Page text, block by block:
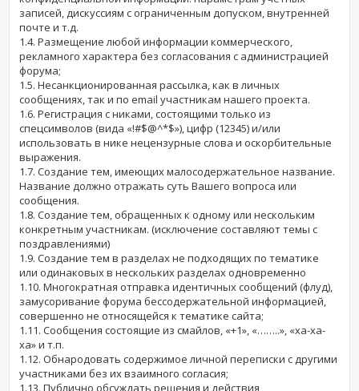
записей, дискуссиям с ограниченным допуском, внутренней
почте и т.д.
1.4. Размещение любой информации коммерческого,
рекламного характера без согласования с администрацией
форума;
1.5. Несанкционированная рассылка, как в личных
сообщениях, так и по email участникам нашего проекта.
1.6. Регистрация с никами, состоящими только из
спецсимволов (вида «!#$@^*$»), цифр (12345) и/или
использовать в нике нецензурные слова и оскорбительные
выражения.
1.7. Создание тем, имеющих малосодержательное название.
Название должно отражать суть Вашего вопроса или
сообщения.
1.8. Создание тем, обращенных к одному или нескольким
конкретным участникам. (исключение составляют темы с
поздравлениями)
1.9. Создание тем в разделах не подходящих по тематике
или одинаковых в нескольких разделах одновременно
1.10. Многократная отправка идентичных сообщений (флуд),
замусоривание форума бессодержательной информацией,
совершенно не относящейся к тематике сайта;
1.11. Сообщения состоящие из смайлов, «+1», «……..», «ха-ха-
ха» и т.п.
1.12. Обнародовать содержимое личной переписки с другими
участниками без их взаимного согласия;
1.13. Публично обсуждать решения и действия